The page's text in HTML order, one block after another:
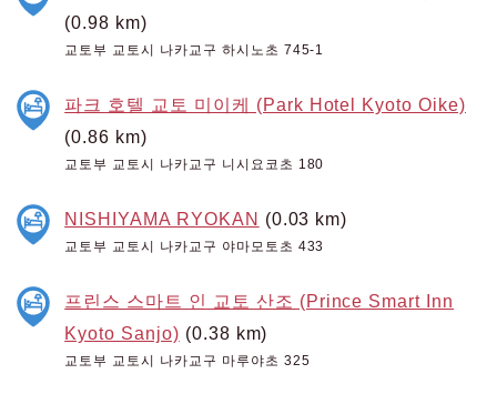
(0.98 km)
교토부 교토시 나카교구 하시노초 745-1
파크 호텔 교토 미이케 (Park Hotel Kyoto Oike)
(0.86 km)
교토부 교토시 나카교구 니시요코초 180
NISHIYAMA RYOKAN (0.03 km)
교토부 교토시 나카교구 야마모토초 433
프린스 스마트 인 교토 산조 (Prince Smart Inn
Kyoto Sanjo) (0.38 km)
교토부 교토시 나카교구 마루야초 325